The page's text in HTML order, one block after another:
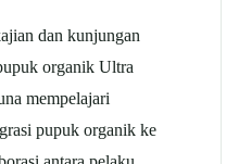
dan kunjungan
organik Ultra
mempelajari
pupuk organik ke